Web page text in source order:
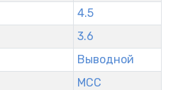
4.5
3.6
Выводной
MCC